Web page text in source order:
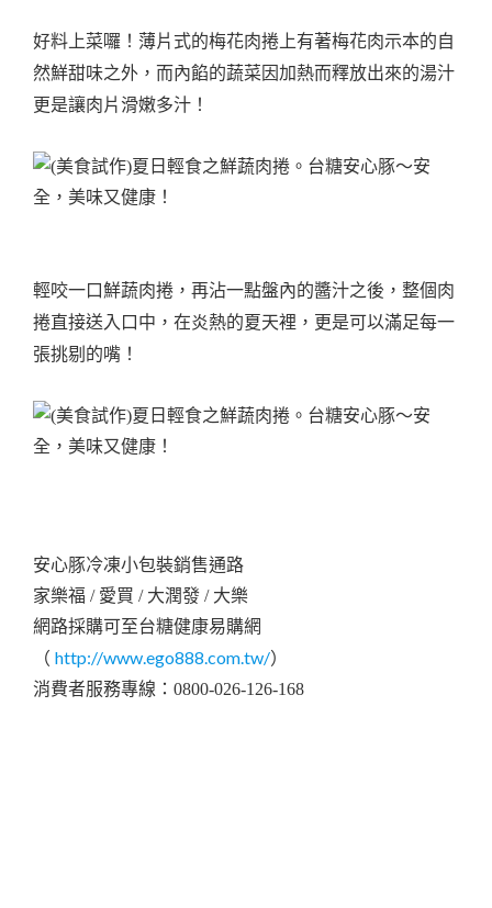
好料上菜囉！薄片式的梅花肉捲上有著梅花肉示本的自
然鮮甜味之外，而內餡的蔬菜因加熱而釋放出來的湯汁
更是讓肉片滑嫩多汁！
輕咬一口鮮蔬肉捲，再沾一點盤內的醬汁之後，整個肉
捲直接送入口中，在炎熱的夏天裡，更是可以滿足每一
張挑剔的嘴！
安心豚冷凍小包裝銷售通路
家樂福 / 愛買 / 大潤發 / 大樂
網路採購可至台糖健康易購網
（ http://www.ego888.com.tw/）
消費者服務專線：0800-026-1 26-168